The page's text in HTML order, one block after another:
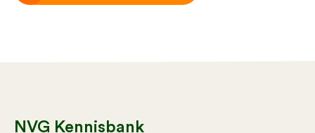
NVG Kennisbank